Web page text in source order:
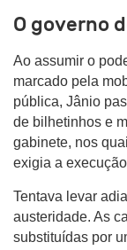
O governo
Ao assumir o
marcado pela
pública, Jânio
de bilhetinhos e
gabinete, nos
exigia a
Tentava levar
austeridade. As
substituídas por